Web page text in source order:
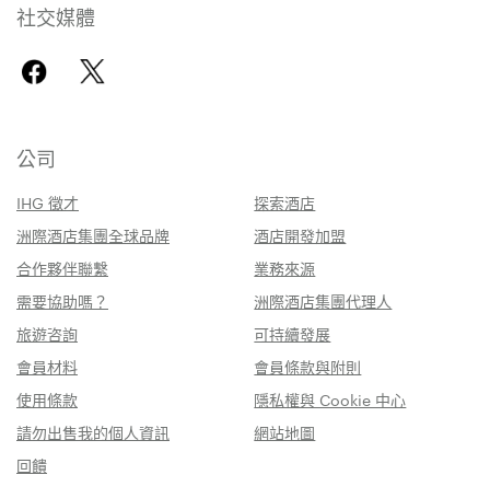
社交媒體
公司
IHG 徵才
探索酒店
洲際酒店集團全球品牌
酒店開發加盟
合作夥伴聯繫
業務來源
需要協助嗎？
洲際酒店集團代理人
旅遊咨詢
可持續發展
會員材料
會員條款與附則
使用條款
隱私權與 Cookie 中心
請勿出售我的個人資訊
網站地圖
回饋